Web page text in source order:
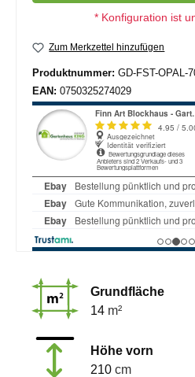
* Konfiguration ist
Zum Merkzettel hinzufügen
Produktnummer: GD-FST-OPAL-
EAN: 0750325274029
Grundfläche
14 m²
Höhe vorn
210 cm